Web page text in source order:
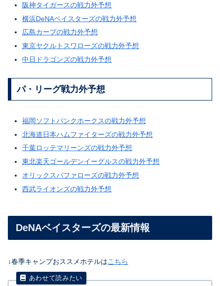
阪神タイガースの戦力外予想
横浜DeNAベイスターズの戦力外予想
広島カープの戦力外予想
東京ヤクルトスワローズの戦力外予想
中日ドラゴンズの戦力外予想
パ・リーグ戦力外予想
福岡ソフトバンクホークスの戦力外予想
北海道日本ハムファイターズの戦力外予想
千葉ロッテマリーンズの戦力外予想
東北楽天ゴールデンイーグルスの戦力外予想
オリックスバファローズの戦力外予想
西武ライオンズの戦力外予想
DeNAベイスターズの最新情報
↓春季キャンプおススメホテルはこちら